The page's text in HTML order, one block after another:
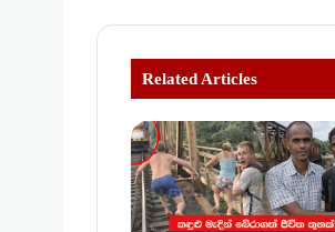
…
ආ
දා
හ
න
ය
ට
ගෙ
Related Articles